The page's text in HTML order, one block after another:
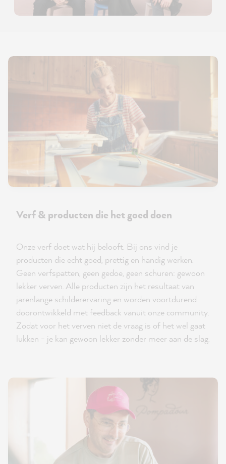
Verf & producten die het goed doen
Onze verf doet wat hij belooft. Bij ons vind je
producten die echt goed, prettig en handig werken.
Geen verfspatten, geen gedoe, geen schuren: gewoon
lekker verven. Alle producten zijn het resultaat van
jarenlange schilderervaring en worden voortdurend
doorontwikkeld met feedback vanuit onze community.
Zodat voor het verven niet de vraag is of het wel gaat
lukken - je kan gewoon lekker zonder meer aan de slag.